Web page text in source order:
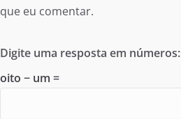
que eu comentar.
Digite uma resposta em números:
oito − um =